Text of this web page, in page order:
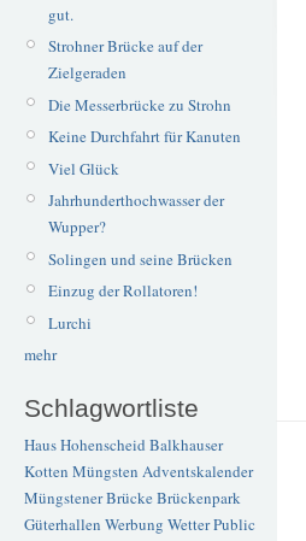
gut.
Strohner Brücke auf der
Zielgeraden
Die Messerbrücke zu Strohn
Keine Durchfahrt für Kanuten
Viel Glück
Jahrhunderthochwasser der
Wupper?
Solingen und seine Brücken
Einzug der Rollatoren!
Lurchi
mehr
Schlagwortliste
Haus Hohenscheid Balkhauser
Kotten Müngsten Adventskalender
Müngstener BrückeBrückenpark
Güterhallen Werbung WetterPublic